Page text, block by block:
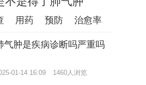
用药 预防 治愈率
气肿是疾病诊断吗严重吗
01-14 16:09 1460人浏览